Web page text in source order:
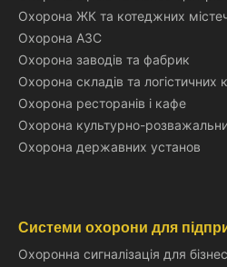
Охорона ЖК та котеджних
Охорона АЗС
Охорона заводів та фабрик
Охорона складів та логістичних
Охорона ресторанів і кафе
Охорона культурно-
Охорона державних установ
Системи охорони для
Охоронна сигналізація для